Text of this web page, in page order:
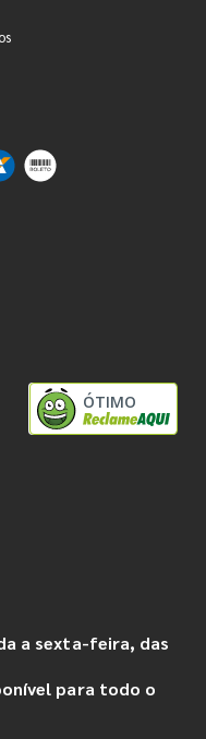
ÓTIMO
a sexta-feira, das
para todo o